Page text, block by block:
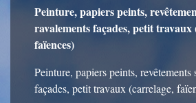
Peinture, papiers peints,
ravalements façades, petit travaux
faïences)
Peinture, papiers peints, revêtements
façades, petit travaux (carrelage,